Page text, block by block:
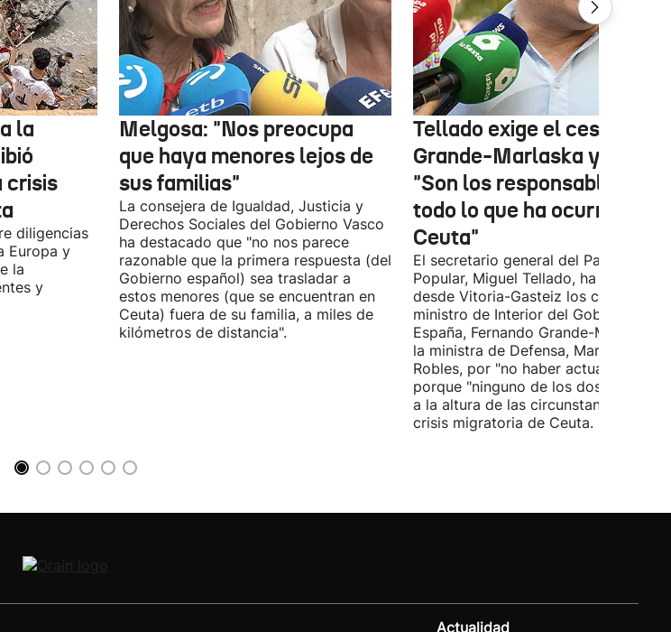
la
crisis
diligencias
Europa y
la
y
Melgosa: "Nos preocupa
que haya menores lejos de
sus familias"
La consejera de Igualdad, Justicia y
Derechos Sociales del Gobierno Vasco
ha destacado que "no nos parece
razonable que la primera respuesta (del
Gobierno español) sea trasladar a
estos menores (que se encuentran en
Ceuta) fuera de su familia, a miles de
kilómetros de distancia".
Tellado exige el cese de
Grande-Marlaska y
"Son los responsables de
todo lo que ha ocurrido en
Ceuta"
El secretario general del Partido
Popular, Miguel Tellado, ha exigido
desde Vitoria-Gasteiz los ceses del
ministro de Interior del Gobierno de
España, Fernando Grande-Marlaska, y
la ministra de Defensa, Margarita
Robles, por "no haber actuado" y
porque "ninguno de los dos ha
a la altura de las circunstancias" ante
crisis migratoria de Ceuta.
Actualidad